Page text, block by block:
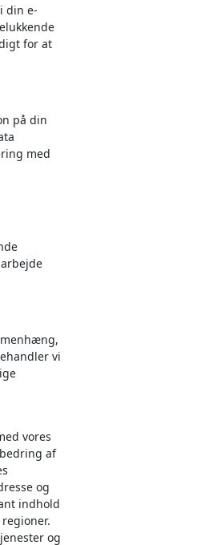
din e-
for at
på din
med
vi
vores
af
og
indhold
og